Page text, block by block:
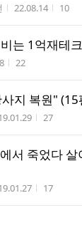
작성시간
22.08.14 조회수
10
는 1억재테크
조회수
22
지 복원" (15
성시간 조회수
27
서 죽었다
성시간 조회수
17